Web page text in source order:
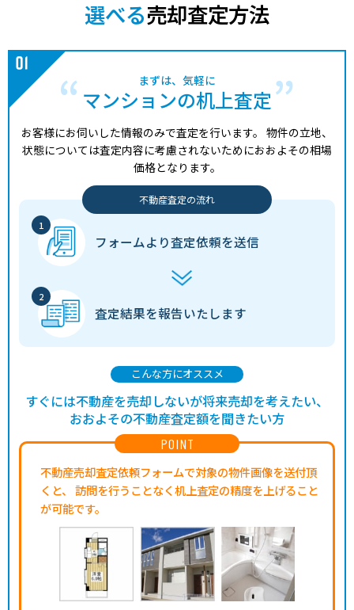
選べる売却査定方法
まずは、気軽に
マンションの机上査定
お客様にお伺いした情報のみで査定を行います。 物件の立地、
状態については査定内容に考慮されないためにおおよその相場
価格となります。
不動産査定の流れ
フォームより査定依頼を送信
査定結果を報告いたします
POINT
不動産売却査定依頼フォームで対象の物件画像を送付頂
くと、
訪問を行うことなく机上査定の精度を上げること
が可能です。
こんな方にオススメ
すぐには不動産を売却しないが将来売却を考えたい、
おおよその不動産査定額を聞きたい方